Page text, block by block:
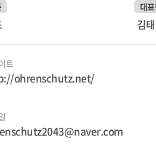
대
김
트
ohrenschutz.net/